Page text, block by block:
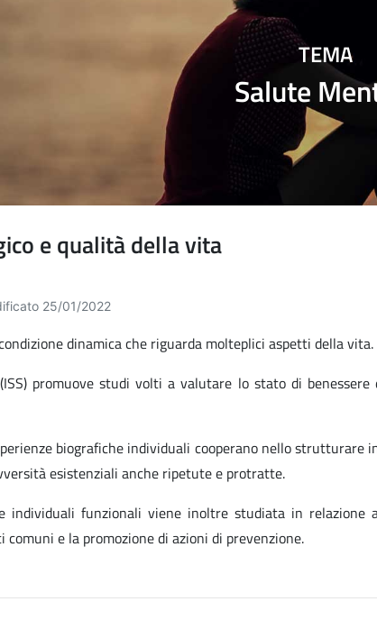
TEMA
Salute
e qualità della vita
25/01/2022
dinamica che riguarda molteplici aspetti della vita.
promuove studi volti a valutare lo stato di
biografiche individuali cooperano nello strutturare
esistenziali anche ripetute e protratte.
individuali funzionali viene inoltre studiata in relazione
e la promozione di azioni di prevenzione.